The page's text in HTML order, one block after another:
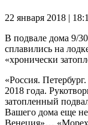
22 января 2018 |
В подвале дома 9/
сплавились на
«хронически
«Россия.
2018 года.
затопленный
Вашего дома еще
Венеция»…